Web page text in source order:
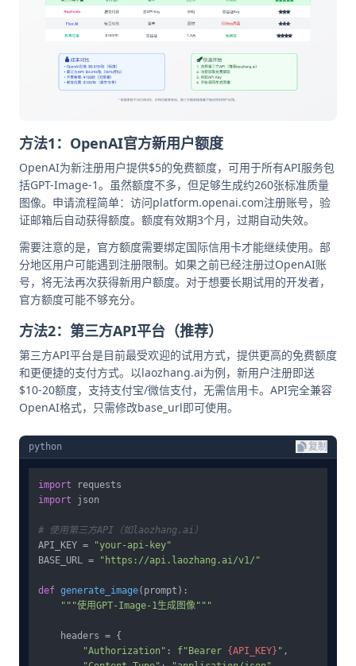
方法1：OpenAI官方新用户额度
OpenAI为新注册用户提供$5的免费额度，可用于所有API服务包
括GPT-Image-1。虽然额度不多，但足够生成约260张标准质量
图像。申请流程简单：访问platform.openai.com注册账号，验
证邮箱后自动获得额度。额度有效期3个月，过期自动失效。
需要注意的是，官方额度需要绑定国际信用卡才能继续使用。部
分地区用户可能遇到注册限制。如果之前已经注册过OpenAI账
号，将无法再次获得新用户额度。对于想要长期试用的开发者，
官方额度可能不够充分。
方法2：第三方API平台（推荐）
第三方API平台是目前最受欢迎的试用方式，提供更高的免费额度
和更便捷的支付方式。以laozhang.ai为例，新用户注册即送
$10-20额度，支持支付宝/微信支付，无需信用卡。API完全兼容
OpenAI格式，只需修改base_url即可使用。
python 复制
import
import json
# 使用第三方API（如laozhang.ai）
API_KEY =
"your-api-key"
BASE_URL =
"https://api.laozhang.ai/v1/"
def generate_image( prompt ):
"""使用GPT-Image-1生成图像"""
    headers = {
"Authorization" : f"Bearer {API_KEY} " ,